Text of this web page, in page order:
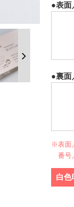
●表面
●裏面
※表面
番号
白色